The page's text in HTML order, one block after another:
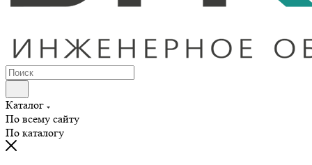
Каталог
По всему сайту
По каталогу